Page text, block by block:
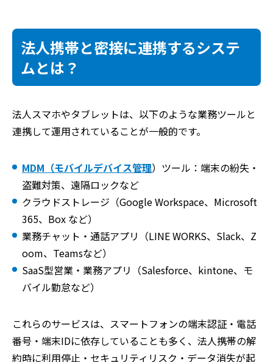
法人携帯と密接に連携するシステ
ムとは？
法人スマホやタブレットは、以下のような業務ツールと
連携して運用されていることが一般的です。
MDM（モバイルデバイス管理）ツール：端末の紛失・
盗難対策、遠隔ロックなど
クラウドストレージ（Google Workspace、Microsoft
365、Box など）
業務チャット・通話アプリ（LINE WORKS、Slack、Z
oom、Teamsなど）
SaaS型営業・業務アプリ（Salesforce、kintone、モ
バイル勤怠など）
これらのサービスは、スマートフォンの端末認証・電話
番号・端末IDに依存していることも多く、法人携帯の解
約時に利用停止・セキュリティリスク・データ消失が起